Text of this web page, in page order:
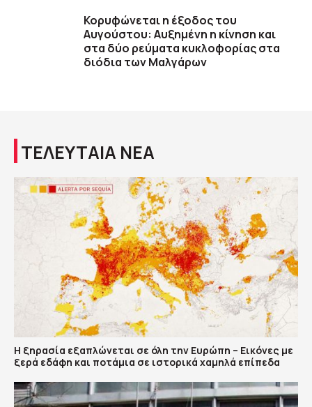
Κορυφώνεται η έξοδος του
Αυγούστου: Αυξημένη η κίνηση και
στα δύο ρεύματα κυκλοφορίας στα
διόδια των Μαλγάρων
ΤΕΛΕΥΤΑΙΑ ΝΕΑ
Η ξηρασία εξαπλώνεται σε όλη την Ευρώπη – Εικόνες με
ξερά εδάφη και ποτάμια σε ιστορικά χαμηλά επίπεδα